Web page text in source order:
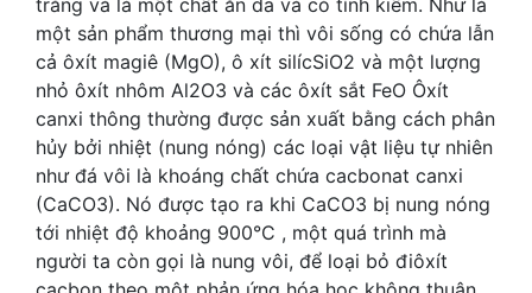
trắng và là một chất ăn da và có tính kiềm. Như là
một sản phẩm thương mại thì vôi sống có chứa lẫn
cả ôxít magiê (MgO), ô xít silícSiO2 và một lượng
nhỏ ôxít nhôm Al2O3 và các ôxít sắt FeO Ôxít
canxi thông thường được sản xuất bằng cách phân
hủy bởi nhiệt (nung nóng) các loại vật liệu tự nhiên
như đá vôi là khoáng chất chứa cacbonat canxi
(CaCO3). Nó được tạo ra khi CaCO3 bị nung nóng
tới nhiệt độ khoảng 900°C , một quá trình mà
người ta còn gọi là nung vôi, để loại bỏ điôxít